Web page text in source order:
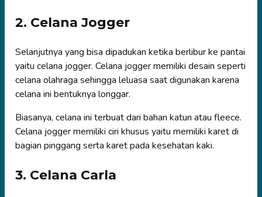
2. Celana Jogger
Selanjutnya yang bisa dipadukan ketika berlibur ke pantai
yaitu celana jogger. Celana jogger memiliki desain seperti
celana olahraga sehingga leluasa saat digunakan karena
celana ini bentuknya longgar.
Biasanya, celana ini terbuat dari bahan katun atau fleece.
Celana jogger memiliki ciri khusus yaitu memiliki karet di
bagian pinggang serta karet pada kesehatan kaki.
3. Celana Carla